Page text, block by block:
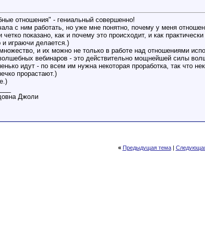
отношения" - гениальный совершенно!
с ним работать, но уже мне понятно, почему у меня
четко показано, как и почему это происходит, и как
и играючи делается.)
и их можно не только в работе над отношениями
вебинаров - это действительно мощнейшей силы
идут - по всем им нужна некоторая проработка, так что
прорастают.)
Джоли
« Предыдущая тема|